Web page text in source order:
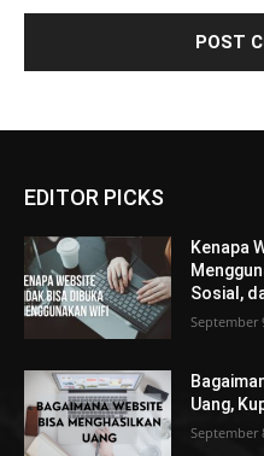
EDITOR PICKS
Kenapa
Sosial,
September
Uang,
September